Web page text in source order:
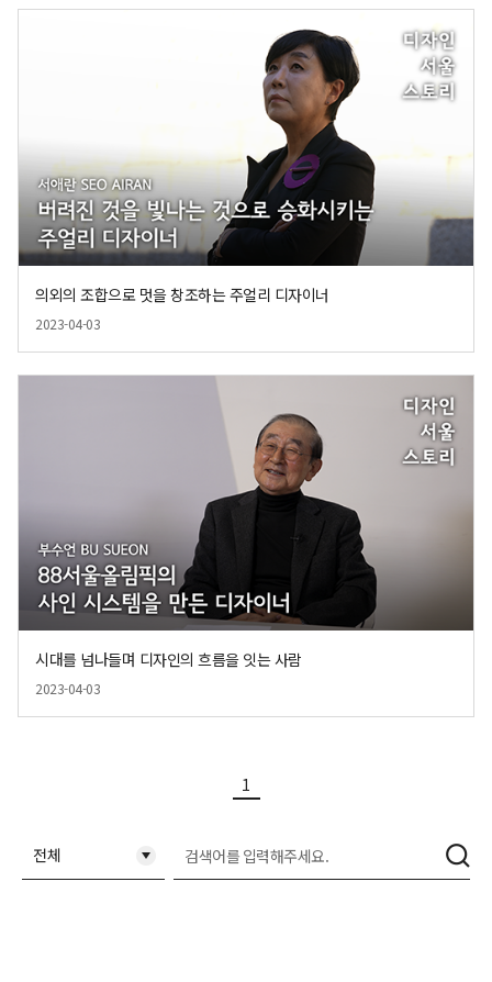
의외의 조합으로 멋을 창조하는 주얼리 디자이너
2023-04-03
시대를 넘나들며 디자인의 흐름을 잇는 사람
2023-04-03
1
전체 검
색